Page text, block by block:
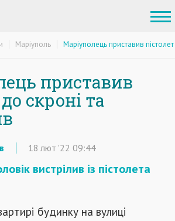
Маріуполь Маріуполець приставив
приставив
скроні та
18 лют '22 09:44
вистрілив із пістолета
будинку на вулиці